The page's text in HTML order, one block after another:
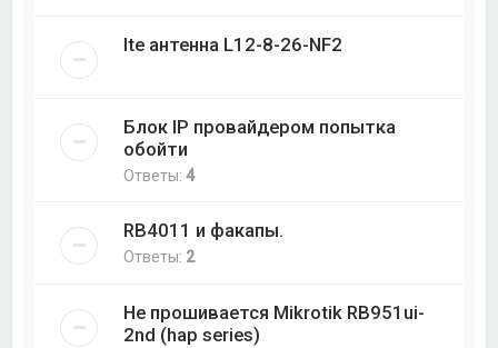
lte антенна L12-8-26-NF2
Блок IP провайдером попытка
обойти
Ответы:4
RB4011 и факапы.
Ответы: 2
Не прошивается Mikrotik RB951ui-
2nd (hap series)